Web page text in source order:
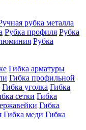
рубка металла
Рубка профиля Рубка
Рубка
Гибка арматуры
Гибка профильной
Гибка уголка Гибка
сетки Гибка
Гибка
Гибка меди Гибка